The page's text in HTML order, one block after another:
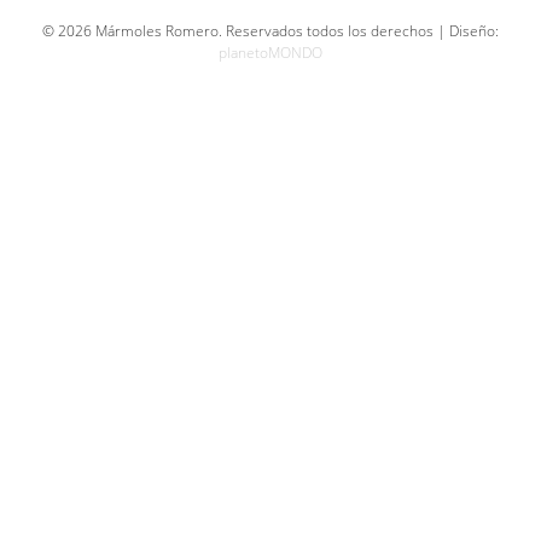
© 2026 Mármoles Romero. Reservados todos los derechos | Diseño:
planetoMONDO